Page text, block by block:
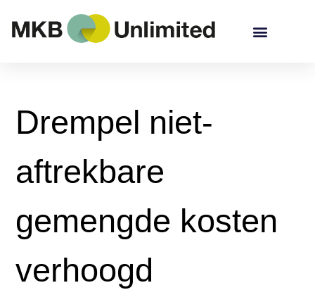
Drempel niet-
aftrekbare
gemengde kosten
verhoogd